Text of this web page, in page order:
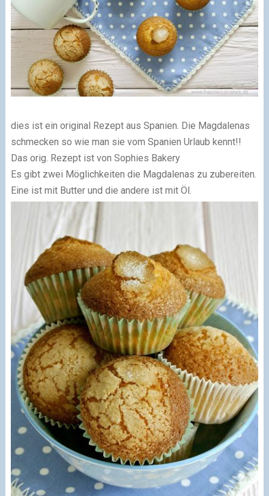
dies ist ein original Rezept aus Spanien. Die Magdalenas
schmecken so wie man sie vom Spanien Urlaub kennt!!
Das orig. Rezept ist von Sophies Bakery
Es gibt zwei Möglichkeiten die Magdalenas zu zubereiten.
Eine ist mit Butter und die andere ist mit Öl.